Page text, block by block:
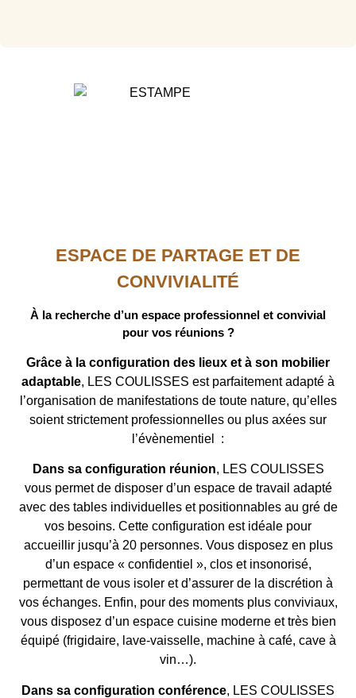
ESPACE DE PARTAGE ET DE
CONVIVIALITÉ
À la recherche d’un espace professionnel et convivial
pour vos réunions ?
Grâce à la configuration des lieux et à son mobilier
adaptable, LES COULISSES est parfaitement adapté à
l’organisation de manifestations de toute nature, qu’elles
soient strictement professionnelles ou plus axées sur
l’évènementiel :
Dans sa configuration réunion, LES COULISSES
vous permet de disposer d’un espace de travail adapté
avec des tables individuelles et positionnables au gré de
vos besoins. Cette configuration est idéale pour
accueillir jusqu’à 20 personnes. Vous disposez en plus
d’un espace « confidentiel », clos et insonorisé,
permettant de vous isoler et d’assurer de la discrétion à
vos échanges. Enfin, pour des moments plus conviviaux,
vous disposez d’un espace cuisine moderne et très bien
équipé (frigidaire, lave-vaisselle, machine à café, cave à
vin…).
Dans sa configuration conférence, LES COULISSES